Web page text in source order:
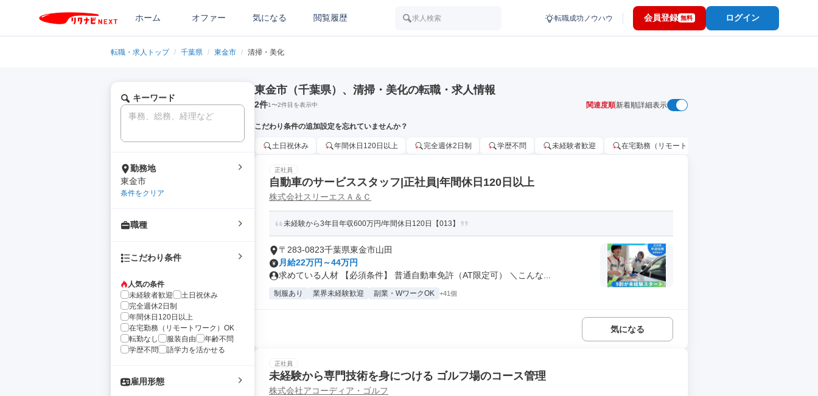
ホーム オファー 気になる 閲覧履歴 求人検索 転職成功ノウハウ 会員登録 無料 ログイン
転職・求人トップ / 千葉県 / 東金市 / 清掃・美化
キーワード
勤務地
東金市
条件をクリア
職種
こだわり条件
人気の条件
未経験者歓迎
土日祝休み
完全週休2日制
年間休日120日以上
在宅勤務（リモートワーク）OK
転勤なし
服装自由
年齢不問
学歴不問
語学力を活かせる
雇用形態
東金市（千葉県）、清掃・美化の転職・求人情報
2件1〜2件目を表示中 関連度順新着順詳細表示
こだわり条件の追加設定を忘れていませんか？
土日祝休み 年間休日120日以上 完全週休2日制 学歴不問 未経験者歓迎 在宅勤務（リモートワーク）OK
正社員
自動車のサービススタッフ|正社員|年間休日120日以上
株式会社スリーエスＡ＆Ｃ
未経験から3年目年収600万円/年間休日120日【013】
〒283-0823千葉県東金市山田
月給22万円～44万円
求めている人材 【必須条件】 普通自動車免許（AT限定可） ＼こんな...
制服あり 業界未経験歓迎 副業・WワークOK +41個
気になる
正社員
未経験から専門技術を身につける ゴルフ場のコース管理
株式会社アコーディア・ゴルフ